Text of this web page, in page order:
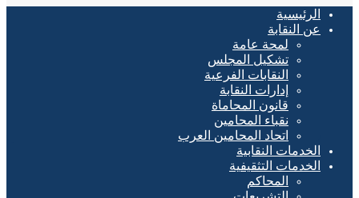
الرئيسية
عن النقابة
لمحة عامة
تشكيل المجلس
النقابات الفرعية
إدارات النقابة
قانون المحاماة
نقباء المحامين
اتحاد المحامين العرب
الخدمات النقابية
الخدمات التثقيفية
المحاكم